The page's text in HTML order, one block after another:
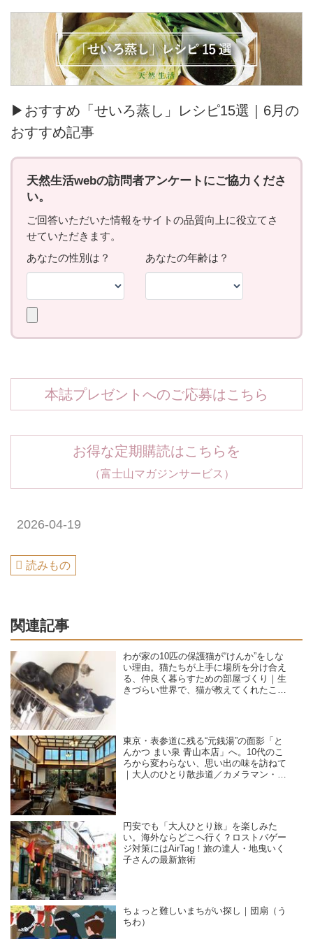
▶おすすめ「せいろ蒸し」レシピ15選｜6月の
おすすめ記事
本誌プレゼントへのご応募はこちら
お得な定期購読はこちらを
（富士山マガジンサービス）
2026-04-19
読みもの
関連記事
わが家の10匹の保護猫が“けんか”をしな
い理由。猫たちが上手に場所を分け合え
る、仲良く暮らすための部屋づくり｜生
きづらい世界で、猫が教えてくれたこと
東京・表参道に残る“元銭湯”の面影「と
んかつ まい泉 青山本店」へ。10代のこ
ろから変わらない、思い出の味を訪ねて
｜大人のひとり散歩道／カメラマン・石
円安でも「大人ひとり旅」を楽しみた
い。海外ならどこへ行く？ロストバゲー
ジ対策にはAirTag！旅の達人・地曳いく
子さんの最新旅術
ちょっと難しいまちがい探し｜団扇（う
ちわ）